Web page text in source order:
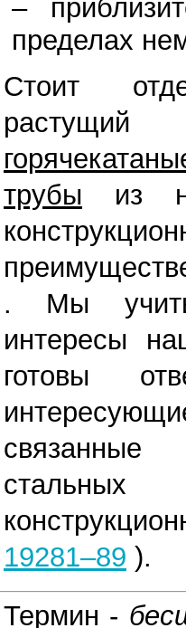
–
пределах
Стоит
трубы из
. Мы
интересы
готовы
19281–89 ).
Термин -